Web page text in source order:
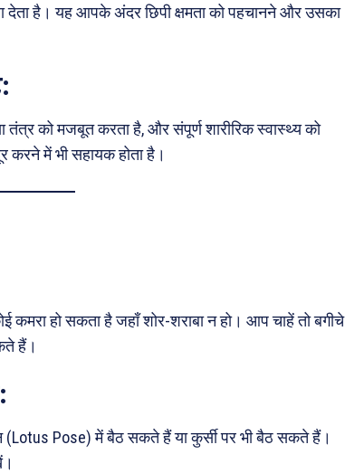
है। यह आपके अंदर छिपी क्षमता को पहचानने और उसका
तंत्र को मजबूत करता है, और संपूर्ण शारीरिक स्वास्थ्य को
करने में भी सहायक होता है।
हो सकता है जहाँ शोर-शराबा न हो। आप चाहें तो बगीचे
हैं।
Pose) में बैठ सकते हैं या कुर्सी पर भी बैठ सकते हैं।